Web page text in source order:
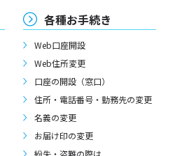
各種お手続き
Web口座開設
Web住所変更
口座の開設（窓口）
住所・電話番号・勤務先の変更
名義の変更
お届け印の変更
紛失・盗難の際は